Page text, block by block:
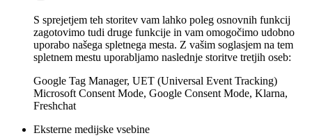
S sprejetjem teh storitev vam lahko poleg osnovnih funkcij
zagotovimo tudi druge funkcije in vam omogočimo udobno
uporabo našega spletnega mesta. Z vašim soglasjem na tem
spletnem mestu uporabljamo naslednje storitve tretjih oseb:
Google Tag Manager, UET (Universal Event Tracking)
Microsoft Consent Mode, Google Consent Mode, Klarna,
Freshchat
Eksterne medijske vsebine